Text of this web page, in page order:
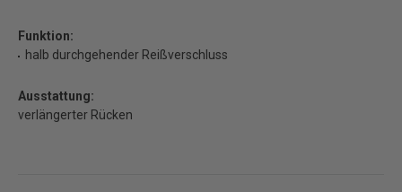
Funktion:
halb durchgehender Reißverschluss
Ausstattung:
verlängerter Rücken